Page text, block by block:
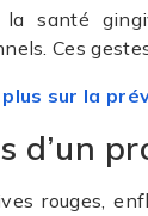
la santé
Ces
plus sur la
d’un
rouges,